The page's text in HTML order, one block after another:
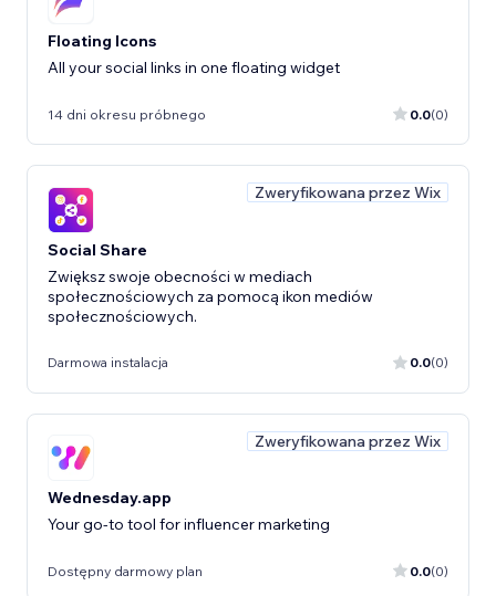
Floating Icons
All your social links in one floating widget
14 dni okresu próbnego 0.0(0)
Zweryfikowana przez Wix
Social Share
Zwiększ swoje obecności w mediach
społecznościowych za pomocą ikon mediów
społecznościowych.
Darmowa instalacja 0.0(0)
Zweryfikowana przez Wix
Wednesday.app
Your go-to tool for influencer marketing
Dostępny darmowy plan 0.0(0)